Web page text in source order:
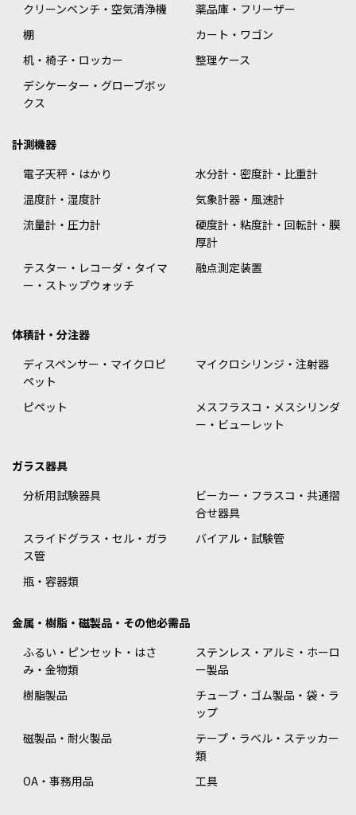
クリーンベンチ・空気清浄機
薬品庫・フリーザー
棚
カート・ワゴン
机・椅子・ロッカー
整理ケース
デシケーター・グローブボッ
クス
計測機器
電子天秤・はかり
水分計・密度計・比重計
温度計・湿度計
気象計器・風速計
流量計・圧力計
硬度計・粘度計・回転計・膜
厚計
テスター・レコーダ・タイマ
ー・ストップウォッチ
融点測定装置
体積計・分注器
ディスペンサー・マイクロピ
ペット
マイクロシリンジ・注射器
ピペット
メスフラスコ・メスシリンダ
ー・ビューレット
ガラス器具
分析用試験器具
ビーカー・フラスコ・共通摺
合せ器具
スライドグラス・セル・ガラ
ス管
バイアル・試験管
瓶・容器類
金属・樹脂・磁製品・その他必需品
ふるい・ピンセット・はさ
み・金物類
ステンレス・アルミ・ホーロ
ー製品
樹脂製品
チューブ・ゴム製品・袋・ラ
ップ
磁製品・耐火製品
テープ・ラベル・ステッカー
類
OA・事務用品
工具